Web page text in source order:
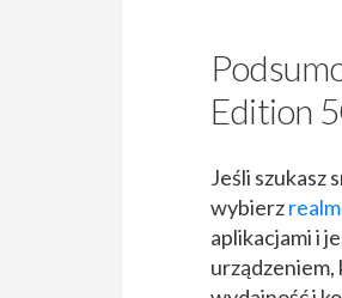
Edition
Jeśli szukasz
wybierz
aplikacjami i